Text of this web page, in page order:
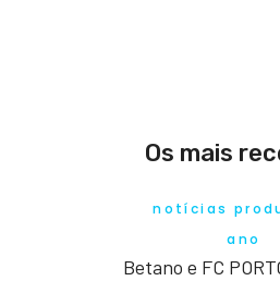
Os mais
notícias
ano
Betano e FC